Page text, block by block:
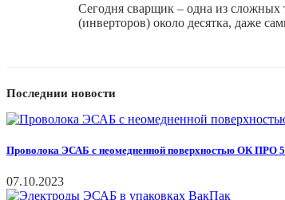
Сегодня сварщик – одна из сложных
(инверторов) около десятка, даже
Последнии новости
Проволока ЭСАБ с неомедненной поверхностью ОК ПРО
07.10.2023